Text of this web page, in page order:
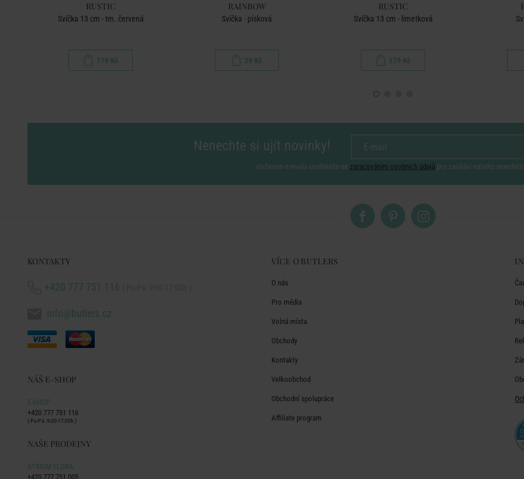
RUSTIC
Svíčka 13 cm - tm. červená
179 Kč
RAINBOW
Svíčka - písková
29 Kč
RUSTIC
Svíčka 13 cm - limetková
179 Kč
Nenechte si ujít novinky!
vložením e-mailu souhlasíte se zpracováním osobních údajů pro zasílání našeho
KONTAKTY
+420 777 751 116
info@butlers.cz
NÁŠ E-SHOP
E-SHOP
+420 777 751 116
( Po-Pá: 9:00-17:00h )
NAŠE PRODEJNY
ATRIUM FLORA
+420 777 751 005
VÍCE O BUTLERS
O nás
Pro média
Volná místa
Obchody
Kontakty
Velkoobchod
Obchodní spolupráce
Affiliate program